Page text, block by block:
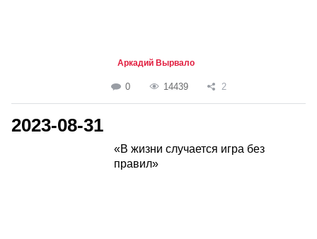
Аркадий Вырвало
0 14439 2
2023-08-31
«В жизни случается игра без
правил»